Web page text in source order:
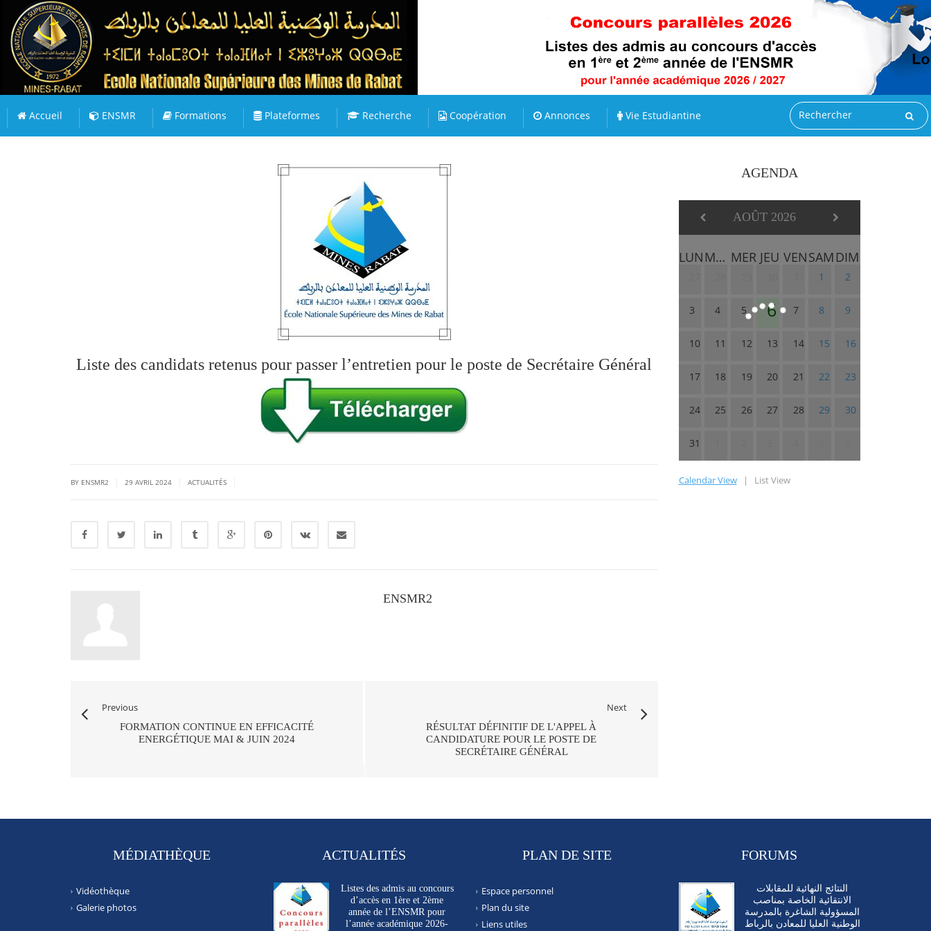
Accueil ENSMR Formations Plateformes Recherche Coopération Annonces Vie Estudiantine
Liste des candidats retenus pour passer l’entretien pour le poste de Secrétaire Général
BY ENSMR2 29 AVRIL 2024 ACTUALITÉS
ENSMR2
Previous
FORMATION CONTINUE EN EFFICACITÉ
ENERGÉTIQUE MAI & JUIN 2024
Next
RÉSULTAT DÉFINITIF DE L'APPEL À
CANDIDATURE POUR LE POSTE DE
SECRÉTAIRE GÉNÉRAL
AGENDA
AOÛT 2026
LUN MAR MER JEU VENSAM DIM
1 2
3 4 5 6 7 8 9
10 11 12 13 14 15 16
17 18 19 20 21 22 23
24 25 26 27 28 29 30
31
Calendar View| List View
MÉDIATHÈQUE
Vidéothèque
Galerie photos
ACTUALITÉS
Listes des admis au concours
d’accès en 1ère et 2ème
année de l’ENSMR pour
l’année académique 2026-
PLAN DE SITE
Espace personnel
Plan du site
Liens utiles
FORUMS
النتائج النهائية للمقابلات
الانتقائية الخاصة بمناصب
المسؤولية الشاغرة بالمدرسة
الوطنية العليا للمعادن بالرباط